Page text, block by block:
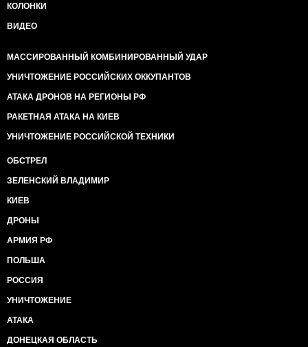
КОЛОНКИ
ВИДЕО
МАССИРОВАННЫЙ КОМБИНИРОВАННЫЙ УДАР
УНИЧТОЖЕНИЕ РОССИЙСКИХ ОККУПАНТОВ
АТАКА ДРОНОВ НА РЕГИОНЫ РФ
РАКЕТНАЯ АТАКА НА КИЕВ
УНИЧТОЖЕНИЕ РОССИЙСКОЙ ТЕХНИКИ
ОБСТРЕЛ
ЗЕЛЕНСКИЙ ВЛАДИМИР
КИЕВ
ДРОНЫ
АРМИЯ РФ
ПОЛЬША
РОССИЯ
УНИЧТОЖЕНИЕ
АТАКА
ДОНЕЦКАЯ ОБЛАСТЬ